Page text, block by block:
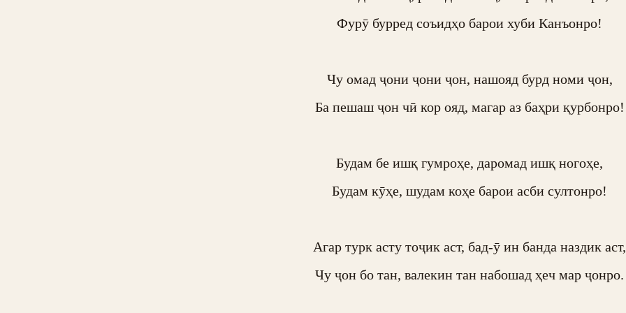
Фурӯ бурред соъидҳо барои хуби Канъонро!
Чу омад ҷони ҷони ҷон, нашояд бурд номи ҷон,
Ба пешаш ҷон чӣ кор ояд, магар аз баҳри қурбонро!
Будам бе ишқ гумроҳе, даромад ишқ ногоҳе,
Будам кӯҳе, шудам коҳе барои асби султонро!
Агар турк асту тоҷик аст, бад-ӯ ин банда наздик аст,
Чу ҷон бо тан, валекин тан набошад ҳеч мар ҷонро.